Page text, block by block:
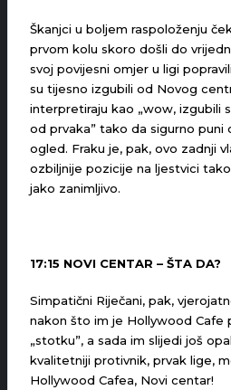
Škanjci u boljem raspoloženju
prvom kolu skoro došli do
svoj povijesni omjer u ligi
su tijesno izgubili od Novog
interpretiraju kao „wow, izgubili
od prvaka” tako da sigurno puni
ogled. Fraku je, pak, ovo zadnji
ozbiljnije pozicije na ljestvici
jako zanimljivo.
17:15 NOVI CENTAR – ŠTA DA?
Simpatični Riječani, pak,
nakon što im je Hollywood Cafe
„stotku”, a sada im slijedi još
kvalitetniji protivnik, prvak lige,
Hollywood Cafea, Novi centar!